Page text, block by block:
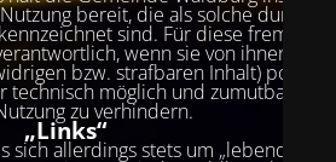
bereit, die als solche durch
sind. Für diese fremden
wenn sie von ihnen (d. h.
bzw. strafbaren Inhalt) positive
technisch möglich und zumutbar ist,
zu verhindern.
„Links“
sich allerdings stets um „lebende“